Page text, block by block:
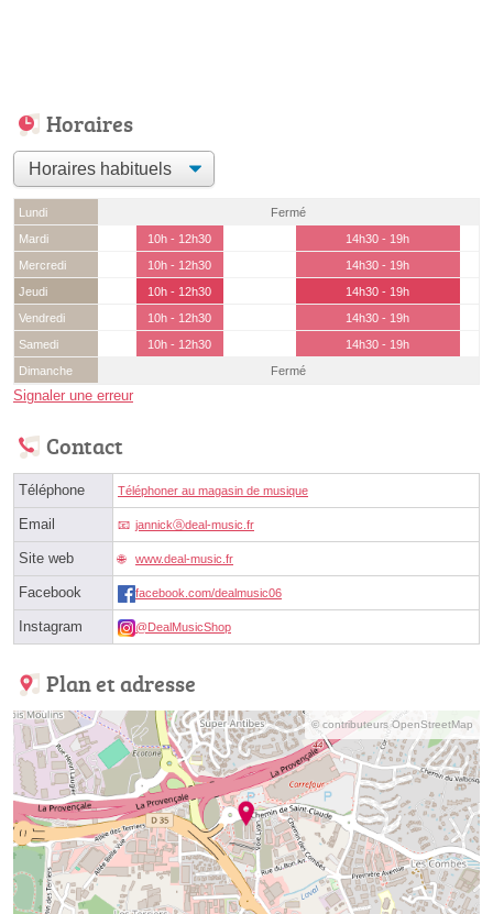
Horaires
Lundi
Fermé
Mardi
10h - 12h30
14h30 - 19h
Mercredi
10h - 12h30
14h30 - 19h
Jeudi
10h - 12h30
14h30 - 19h
Vendredi
10h - 12h30
14h30 - 19h
Samedi
10h - 12h30
14h30 - 19h
Dimanche
Fermé
Signaler une erreur
Contact
Téléphone Téléphoner au magasin de musique
Email jannickⓐdeal-music.fr
Site web www.deal-music.fr
Facebook facebook.com/dealmusic06
Instagram @DealMusicShop
Plan et adresse
© contributeurs OpenStreetMap